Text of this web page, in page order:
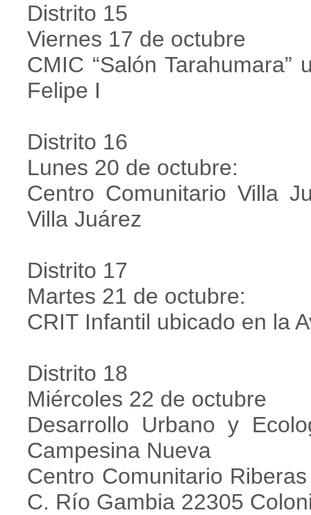
Distrito 15
Viernes 17 de octubre
CMIC “Salón
Felipe I
Distrito 16
Lunes 20 de octubre:
Centro Comunitario Villa
Villa Juárez
Distrito 17
Martes 21 de octubre:
CRIT Infantil ubicado en la
Distrito 18
Miércoles 22 de octubre
Desarrollo Urbano y
Campesina Nueva
Centro Comunitario
C. Río Gambia 22305